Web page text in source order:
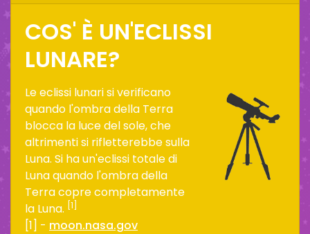
COS' È UN'ECLISSI
LUNARE?
Le eclissi lunari si verificano
quando l'ombra della Terra
blocca la luce del sole, che
altrimenti si rifletterebbe sulla
Luna. Si ha un'eclissi totale di
Luna quando l'ombra della
Terra copre completamente
la Luna. [1]
[1] - moon.nasa.gov